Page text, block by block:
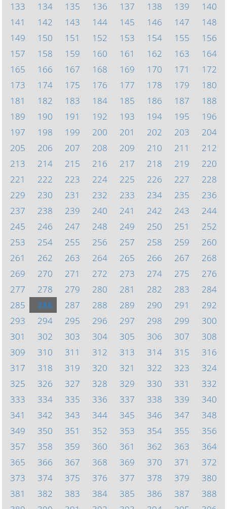
133
134 135 136 137 138 139
140
141
142 143 144 145 146 147
148
149
150 151 152 153 154 155
156
157
158 159 160 161 162 163
164
165
166 167 168 169 170 171
172
173
174 175 176 177 178 179
180
181
182 183 184 185 186 187
188
189
190 191 192 193 194 195
196
197
198 199 200 201 202 203
204
205
206 207 208 209 210 211
212
213
214 215 216 217 218 219
220
221
222 223 224 225 226 227
228
229
230 231 232 233 234 235
236
237
238 239 240 241 242 243
244
245
246 247 248 249 250 251
252
253
254 255 256 257 258 259
260
261
262 263 264 265 266 267
268
269
270 271 272 273 274 275
276
277
278 279 280 281 282 283
284
285
286 287 288 289 290 291
292
293
294 295 296 297 298 299
300
301
302 303 304 305 306 307
308
309
310 311 312 313 314 315
316
317
318 319 320 321 322 323
324
325
326 327 328 329 330 331
332
333
334 335 336 337 338 339
340
341
342 343 344 345 346 347
348
349
350 351 352 353 354 355
356
357
358 359 360 361 362 363
364
365
366 367 368 369 370 371
372
373
374 375 376 377 378 379
380
381
382 383 384 385 386 387
388